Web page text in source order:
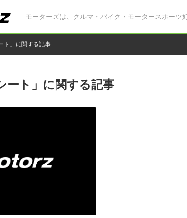
モーターズは、クルマ・バイク・モータースポーツ
ト」に関する記事
ート」に関する記事